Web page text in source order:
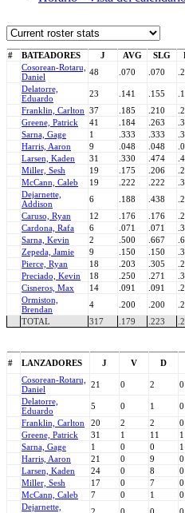
# BATEADORES J AVG SLG
Cosorean-Rotaru,
Daniel
48 .070 .070
Delatorre,
Eduardo
23 .141 .155
Franklin, Carlton 37 .185 .210
Greene, Patrick
41 .184 .263
Sarna, Gage
1 .333 .333
Harris, Aaron
9 .048 .048
Larsen, Kaden
31 .330 .474
Miller, Sesh
19 .175 .206
McCann, Caleb
19 .222 .222
Dejarnette,
Addison
6 .188 .438
Caruso, Ryan
12 .176 .176
Cardona, Rafa
6 .071 .071
Sarna, Kevin
2 .500 .667
Zepeda, Jamie
9 .150 .150
Pierce, Ryan
18 .203 .305
Preciado, Kevin
18 .250 .271
Cisneros, Max
14 .091 .091
Ormiston,
Brendan
4 .200 .200
TOTAL
317 .179 .223
# LANZADORES J V D
Cosorean-Rotaru,
Daniel
21 0 2 0
Delatorre,
Eduardo
5 0 1 0
Franklin, Carlton
20 2 2 0
Greene, Patrick
31 1 11 1
Sarna, Gage
1 0 0 1
Harris, Aaron
21 0 9 0
Larsen, Kaden
24 0 8 0
Miller, Sesh
17 0 7 0
McCann, Caleb
7 0 1 0
Dejarnette,